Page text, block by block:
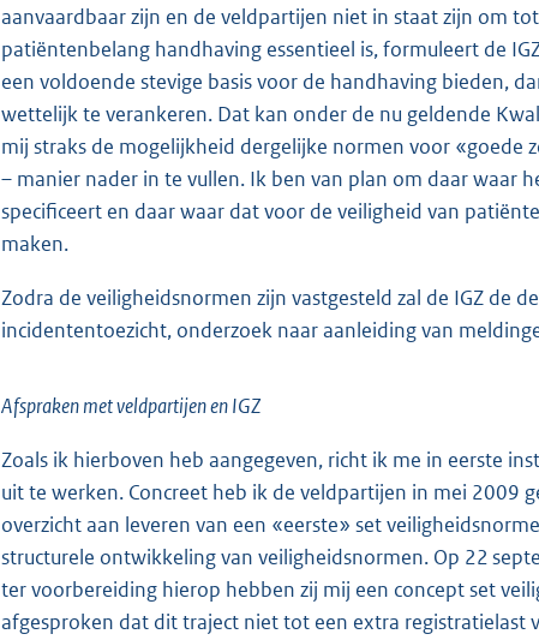
aanvaardbaar zijn en de veldpartijen niet in staat zijn om
patiëntenbelang handhaving essentieel is, formuleert de
een voldoende stevige basis voor de handhaving bieden,
wettelijk te verankeren. Dat kan onder de nu geldende
mij straks de mogelijkheid dergelijke normen voor «goede
– manier nader in te vullen. Ik ben van plan om daar waar
specificeert en daar waar dat voor de veiligheid van
maken.
Zodra de veiligheidsnormen zijn vastgesteld zal de IGZ de
incidententoezicht, onderzoek naar aanleiding van
Afspraken met veldpartijen en IGZ
Zoals ik hierboven heb aangegeven, richt ik me in eerste
uit te werken. Concreet heb ik de veldpartijen in mei 2009
overzicht aan leveren van een «eerste» set
structurele ontwikkeling van veiligheidsnormen. Op 22
ter voorbereiding hierop hebben zij mij een concept set
afgesproken dat dit traject niet tot een extra registratielast